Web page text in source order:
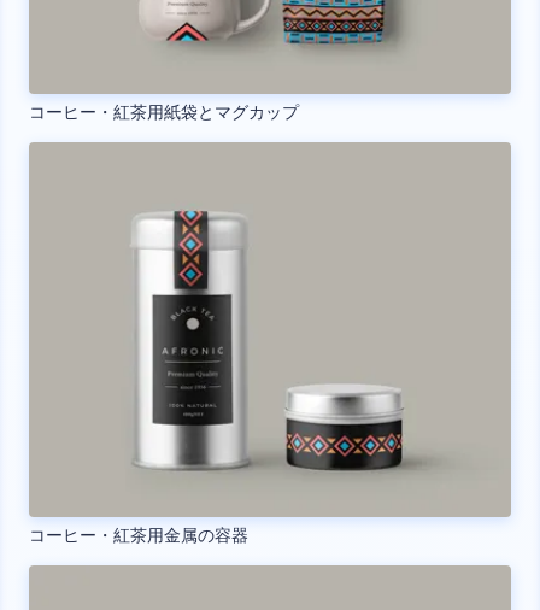
コーヒー・紅茶用紙袋とマグカップ
コーヒー・紅茶用金属の容器